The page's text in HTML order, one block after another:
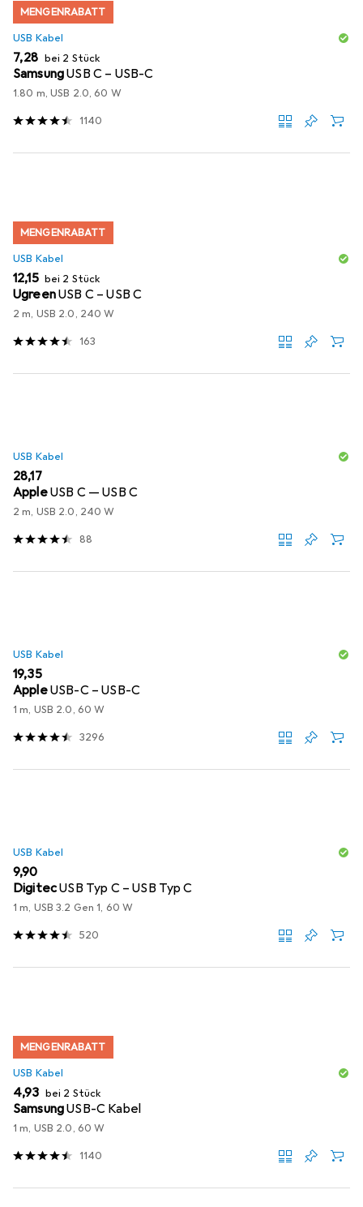
MENGENRABATT
USB Kabel
EUR
7,28 bei 2 Stück
SamsungUSB C – USB-C
1.80 m, USB 2.0, 60 W
1140
MENGENRABATT
USB Kabel
EUR
12,15 bei 2 Stück
UgreenUSB C – USB C
2 m, USB 2.0, 240 W
163
USB Kabel
EUR
28,17
AppleUSB C — USB C
2 m, USB 2.0, 240 W
88
USB Kabel
EUR
19,35
AppleUSB-C – USB-C
1 m, USB 2.0, 60 W
3296
USB Kabel
EUR
9,90
DigitecUSB Typ C – USB Typ C
1 m, USB 3.2 Gen 1, 60 W
520
MENGENRABATT
USB Kabel
EUR
4,93 bei 2 Stück
SamsungUSB-C Kabel
1 m, USB 2.0, 60 W
1140